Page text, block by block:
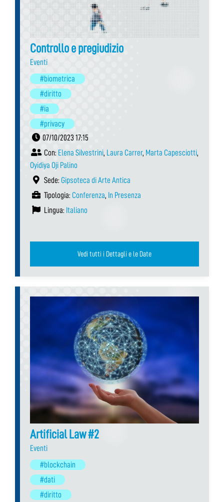
Controllo e pregiudizio
Eventi
#biometrica
#diritto
#ia
#privacy
07/10/2023 17:15
Con: Elena Silvestrini, Laura Carrer, Marta Capesciotti,
Oyidiya Oji Palino
Sede: Gipsoteca di Arte Antica
Tipologia: Conferenza, In Presenza
Lingua: Italiano
Vedi tutti i Dettagli e le Date
Artificial Law #2
Eventi
#blockchain
#dati
#diritto